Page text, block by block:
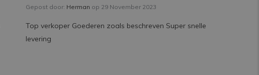
Gepost door: Herman op 29 November 2023
Top verkoper Goederen zoals beschreven Super snelle
levering